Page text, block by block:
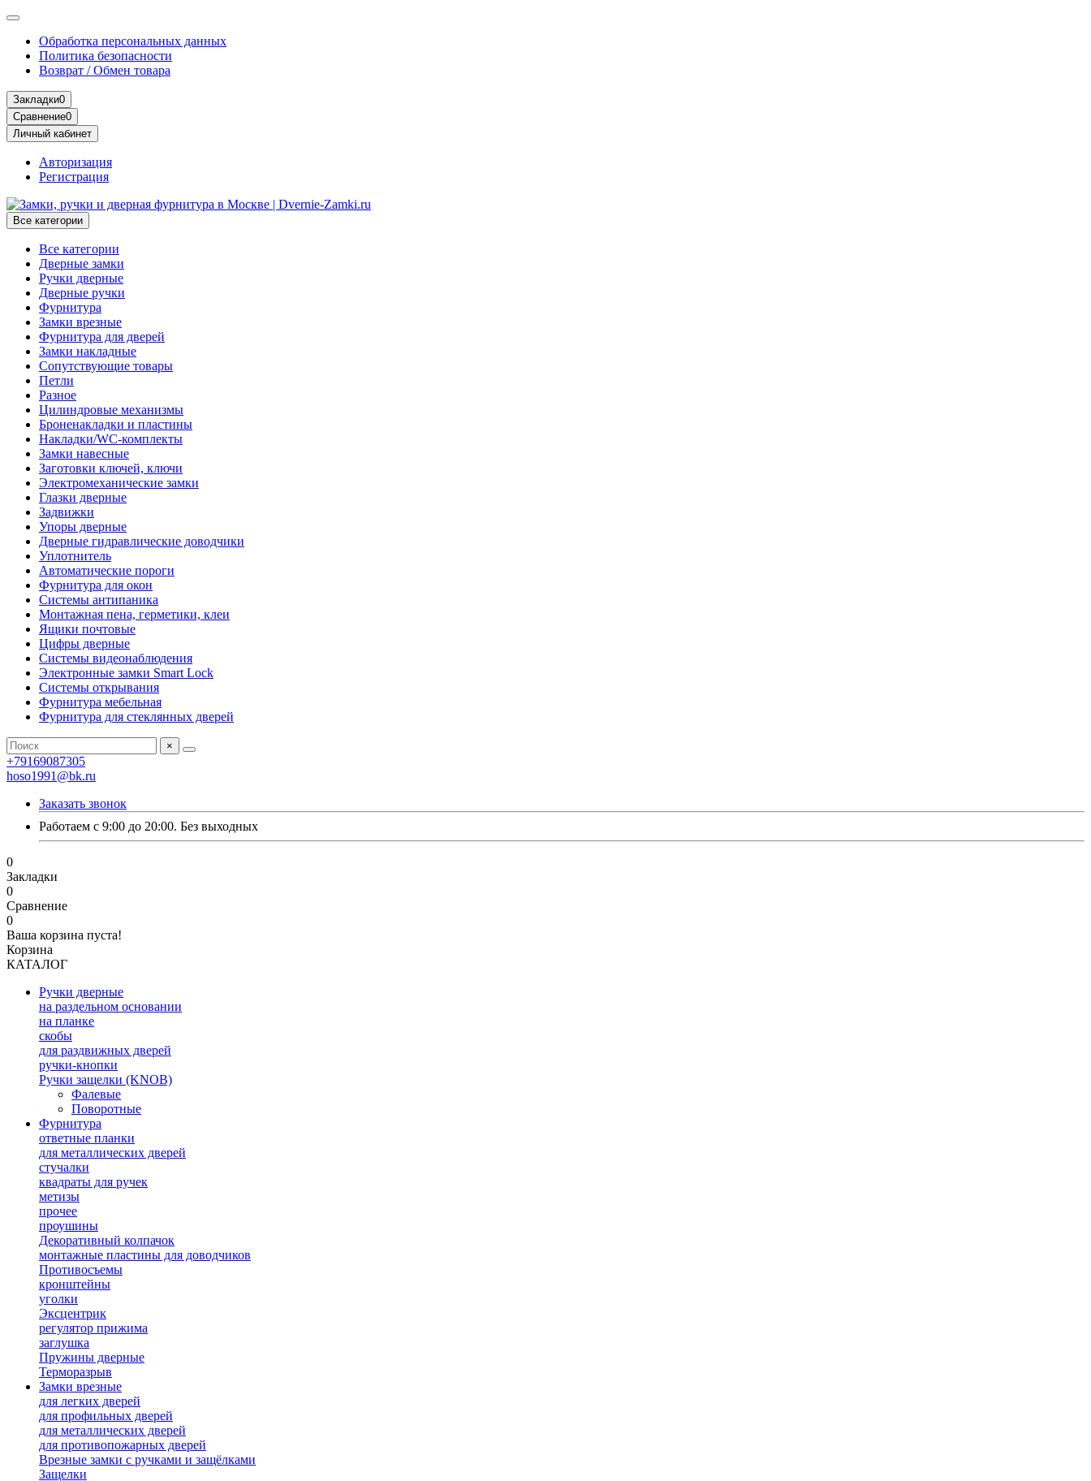
Обработка персональных данных
Политика безопасности
Возврат / Обмен товара
Закладки0
Сравнение0
Личный кабинет
Авторизация
Регистрация
Все категории
Все категории
Дверные замки
Ручки дверные
Дверные ручки
Фурнитура
Замки врезные
Фурнитура для дверей
Замки накладные
Сопутствующие товары
Петли
Разное
Цилиндровые механизмы
Броненакладки и пластины
Накладки/WC-комплекты
Замки навесные
Заготовки ключей, ключи
Электромеханические замки
Глазки дверные
Задвижки
Упоры дверные
Дверные гидравлические доводчики
Уплотнитель
Автоматические пороги
Фурнитура для окон
Системы антипаника
Монтажная пена, герметики, клеи
Ящики почтовые
Цифры дверные
Системы видеонаблюдения
Электронные замки Smart Lock
Системы открывания
Фурнитура мебельная
Фурнитура для стеклянных дверей
×
+79169087305
hoso1991@bk.ru
Заказать звонок
Работаем с 9:00 до 20:00. Без выходных
0
Закладки
0
Сравнение
0
Ваша корзина пуста!
Корзина
КАТАЛОГ
Ручки дверные
на раздельном основании
на планке
скобы
для раздвижных дверей
ручки-кнопки
Ручки защелки (KNOB)
Фалевые
Поворотные
Фурнитура
ответные планки
для металлических дверей
стучалки
квадраты для ручек
метизы
прочее
проушины
Декоративный колпачок
монтажные пластины для доводчиков
Противосъемы
кронштейны
уголки
Эксцентрик
регулятор прижима
заглушка
Пружины дверные
Терморазрыв
Замки врезные
для легких дверей
для профильных дверей
для металлических дверей
для противопожарных дверей
Врезные замки с ручками и защёлками
Защелки